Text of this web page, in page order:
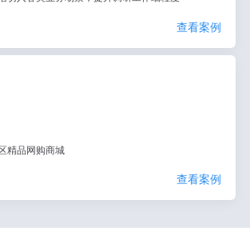
查看案例
精品网购商城
查看案例